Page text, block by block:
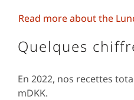
Read more about the
Quelques
En 2022, nos recettes
mDKK.